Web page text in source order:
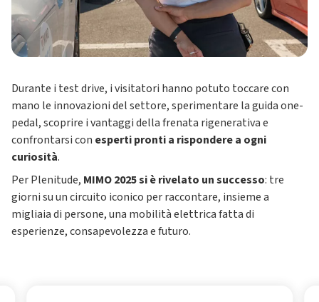
Durante i test drive, i visitatori hanno potuto toccare con
mano le innovazioni del settore, sperimentare la guida one-
pedal, scoprire i vantaggi della frenata rigenerativa e
confrontarsi con esperti pronti a rispondere a ogni
curiosità.
Per Plenitude, MIMO 2025 si è rivelato un successo: tre
giorni su un circuito iconico per raccontare, insieme a
migliaia di persone, una mobilità elettrica fatta di
esperienze, consapevolezza e futuro.